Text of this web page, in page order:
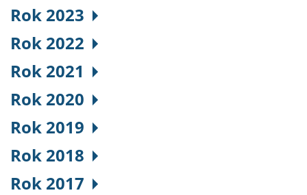
Rok 2023
Rok 2022
Rok 2021
Rok 2020
Rok 2019
Rok 2018
Rok 2017